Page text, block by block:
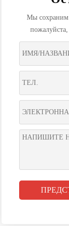
Мы сохраним